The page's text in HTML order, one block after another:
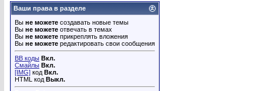
Ваши права в разделе
Вы не можете создавать новые темы
Вы не можете отвечать в темах
Вы не можете прикреплять вложения
Вы не можете редактировать свои сообщения
BB коды Вкл.
Смайлы Вкл.
[IMG] код Вкл.
HTML код Выкл.